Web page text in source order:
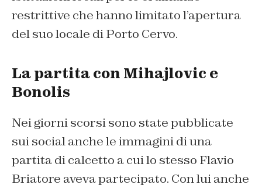
restrittive che hanno limitato l’apertura
del suo locale di Porto Cervo.
La partita con Mihajlovic e
Bonolis
Nei giorni scorsi sono state pubblicate
sui social anche le immagini di una
partita di calcetto a cui lo stesso Flavio
Briatore aveva partecipato. Con lui anche